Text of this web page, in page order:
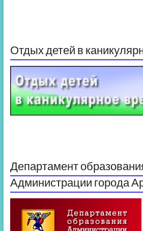
Отдых детей в
Департамент
Администрации города